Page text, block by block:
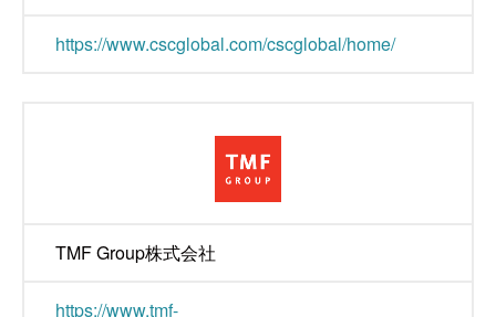
https://www.cscglobal.com/cscglobal/home/
TMF Group株式会社
https://www.tmf-